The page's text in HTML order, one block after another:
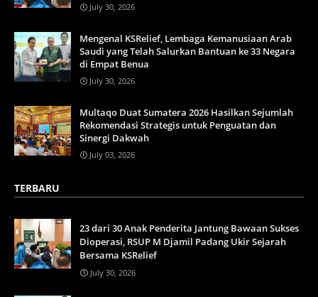
July 30, 2026
Mengenal KSRelief, Lembaga Kemanusiaan Arab
Saudi yang Telah Salurkan Bantuan ke 33 Negara
di Empat Benua
July 30, 2026
Multaqo Duat Sumatera 2026 Hasilkan Sejumlah
Rekomendasi Strategis untuk Penguatan dan
Sinergi Dakwah
July 03, 2026
TERBARU
23 dari 30 Anak Penderita Jantung Bawaan Sukses
Dioperasi, RSUP M Djamil Padang Ukir Sejarah
Bersama KSRelief
July 30, 2026